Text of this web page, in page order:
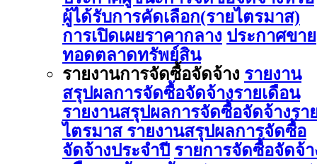
ผู้ได้รับการคัดเลือก(รายไตรมาส)
การเปิดเผยราคากลาง ประกาศขาย
ทอดตลาดทรัพย์สิน
รายงานการจัดซื้อจัดจ้าง รายงาน
สรุปผลการจัดซื้อจัดจ้างรายเดือน
รายงานสรุปผลการจัดซื้อจัดจ้างรา
ไตรมาส รายงานสรุปผลการจัดซื้อ
จัดจ้างประจำปี รายการจัดซื้อจัดจ้า